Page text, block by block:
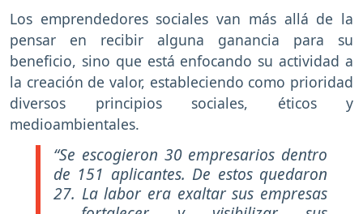
Los emprendedores sociales van más allá de la
pensar en recibir alguna ganancia para su
beneficio, sino que está enfocando su actividad a
la creación de valor, estableciendo como prioridad
diversos principios sociales, éticos y
medioambientales.
“Se escogieron 30 empresarios dentro
de 151 aplicantes. De estos quedaron
27. La labor era exaltar sus empresas